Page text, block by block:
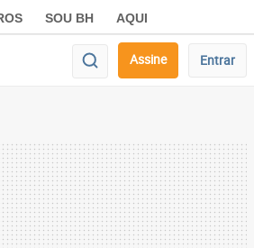
SOU BH AQUI
Assine Entrar